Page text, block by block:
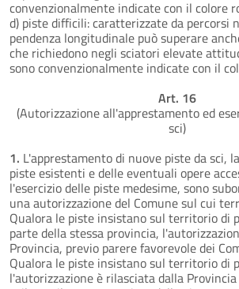
convenzionalmente indicate con il colore
d) piste difficili: caratterizzate da percorsi
pendenza longitudinale può superare
che richiedono negli sciatori elevate
sono convenzionalmente indicate con il
Art. 16
(Autorizzazione all'apprestamento ed
sci)
1. L'apprestamento di nuove piste da sci,
piste esistenti e delle eventuali opere
l'esercizio delle piste medesime, sono
una autorizzazione del Comune sul cui
Qualora le piste insistano sul territorio di
parte della stessa provincia,
Provincia, previo parere favorevole dei
Qualora le piste insistano sul territorio di
l'autorizzazione è rilasciata dalla